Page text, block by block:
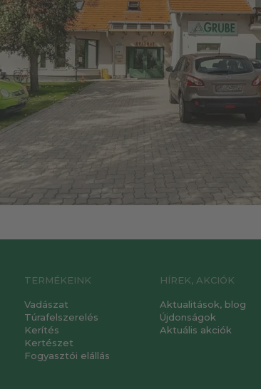
TERMÉKEINK
Vadászat
Túrafelszerelés
Kerítés
Kertészet
Fogyasztói elállás
HÍREK, AKCIÓK
Aktualitások, blog
Újdonságok
Aktuális akciók